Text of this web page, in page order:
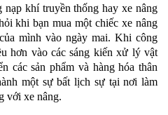
nạp khí truyền thống hay xe nâng
khi bạn mua một chiếc xe nâng
mình vào ngày mai. Khi công
hơn vào các sáng kiến ​​xử lý vật
các sản phẩm và hàng hóa thân
một sự bất lịch sự tại nơi làm
với xe nâng.